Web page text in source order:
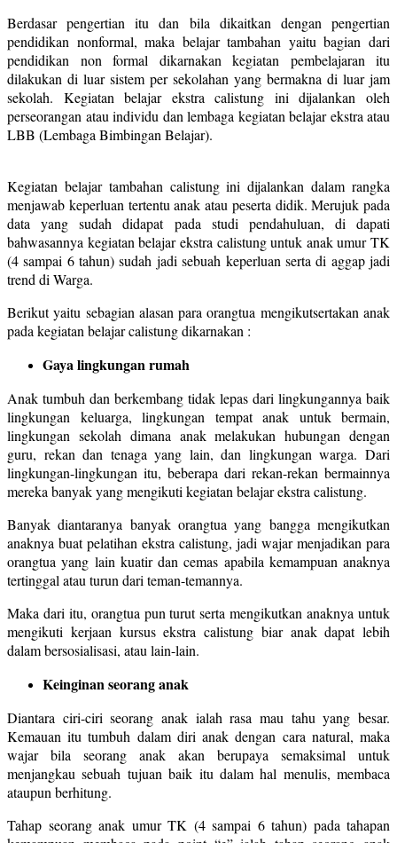
Berdasar pengertian itu dan bila dikaitkan dengan pengertian
pendidikan nonformal, maka belajar tambahan yaitu bagian dari
pendidikan non formal dikarnakan kegiatan pembelajaran itu
dilakukan di luar sistem per sekolahan yang bermakna di luar jam
sekolah. Kegiatan belajar ekstra calistung ini dijalankan oleh
perseorangan atau individu dan lembaga kegiatan belajar ekstra atau
LBB (Lembaga Bimbingan Belajar).
Kegiatan belajar tambahan calistung ini dijalankan dalam rangka
menjawab keperluan tertentu anak atau peserta didik. Merujuk pada
data yang sudah didapat pada studi pendahuluan, di dapati
bahwasannya kegiatan belajar ekstra calistung untuk anak umur TK
(4 sampai 6 tahun) sudah jadi sebuah keperluan serta di aggap jadi
trend di Warga.
Berikut yaitu sebagian alasan para orangtua mengikutsertakan anak
pada kegiatan belajar calistung dikarnakan :
Gaya lingkungan rumah
Anak tumbuh dan berkembang tidak lepas dari lingkungannya baik
lingkungan keluarga, lingkungan tempat anak untuk bermain,
lingkungan sekolah dimana anak melakukan hubungan dengan
guru, rekan dan tenaga yang lain, dan lingkungan warga. Dari
lingkungan-lingkungan itu, beberapa dari rekan-rekan bermainnya
mereka banyak yang mengikuti kegiatan belajar ekstra calistung.
Banyak diantaranya banyak orangtua yang bangga mengikutkan
anaknya buat pelatihan ekstra calistung, jadi wajar menjadikan para
orangtua yang lain kuatir dan cemas apabila kemampuan anaknya
tertinggal atau turun dari teman-temannya.
Maka dari itu, orangtua pun turut serta mengikutkan anaknya untuk
mengikuti kerjaan kursus ekstra calistung biar anak dapat lebih
dalam bersosialisasi, atau lain-lain.
Keinginan seorang anak
Diantara ciri-ciri seorang anak ialah rasa mau tahu yang besar.
Kemauan itu tumbuh dalam diri anak dengan cara natural, maka
wajar bila seorang anak akan berupaya semaksimal untuk
menjangkau sebuah tujuan baik itu dalam hal menulis, membaca
ataupun berhitung.
Tahap seorang anak umur TK (4 sampai 6 tahun) pada tahapan